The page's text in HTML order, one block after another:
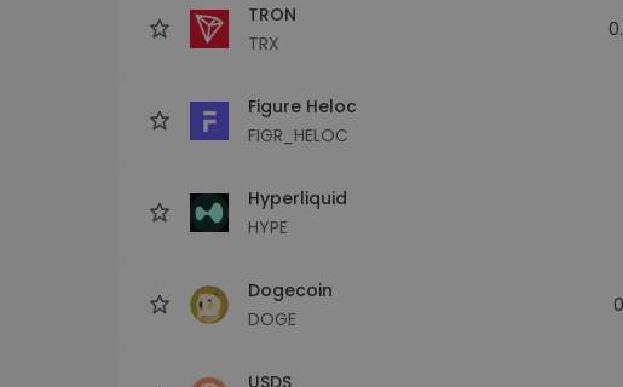
TRON
TRX
Figure Heloc
FIGR_HELOC
Hyperliquid
HYPE
Dogecoin
DOGE
USDS